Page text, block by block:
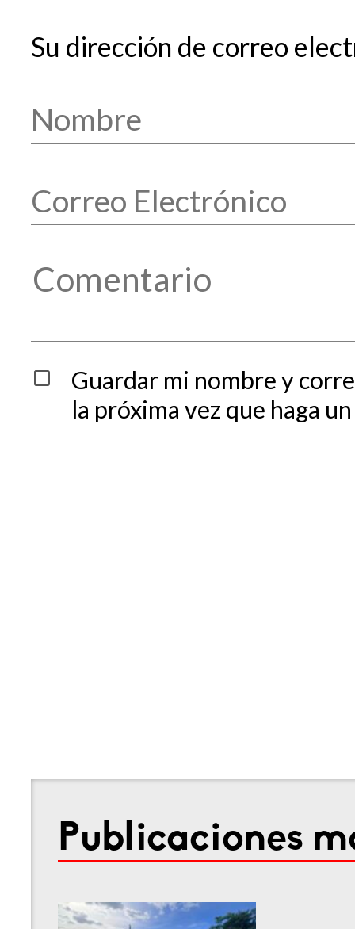
Su dirección de correo
Guardar mi nombre y
la próxima vez que haga
Publicaciones